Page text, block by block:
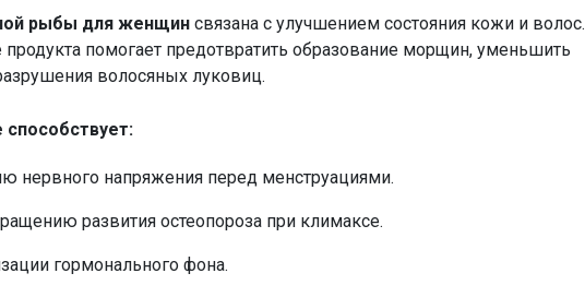
рыбы для женщин связана с улучшением состояния кожи и волос.
продукта помогает предотвратить образование морщин, уменьшить
волосяных луковиц.
нервного напряжения перед менструациями.
развития остеопороза при климаксе.
гормонального фона.